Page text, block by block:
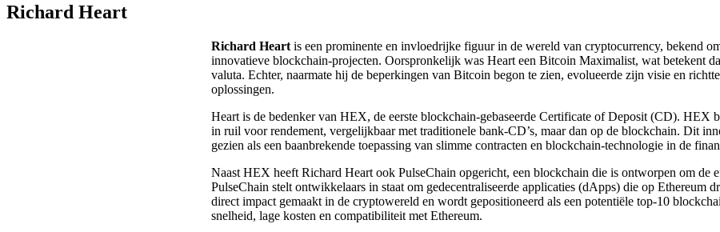
Richard Heart
Richard Heart is een prominente en invloedrijke figuur in de wereld van cryptocurrency, bekend
innovatieve blockchain-projecten. Oorspronkelijk was Heart een Bitcoin Maximalist, wat betekent
valuta. Echter, naarmate hij de beperkingen van Bitcoin begon te zien, evolueerde zijn visie en
oplossingen.
Heart is de bedenker van HEX, de eerste blockchain-gebaseerde Certificate of Deposit (CD). HEX
in ruil voor rendement, vergelijkbaar met traditionele bank-CD’s, maar dan op de blockchain. Dit
gezien als een baanbrekende toepassing van slimme contracten en blockchain-technologie in de
Naast HEX heeft Richard Heart ook PulseChain opgericht, een blockchain die is ontworpen om de
PulseChain stelt ontwikkelaars in staat om gedecentraliseerde applicaties (dApps) die op Ethereum
direct impact gemaakt in de cryptowereld en wordt gepositioneerd als een potentiële top-10
snelheid, lage kosten en compatibiliteit met Ethereum.